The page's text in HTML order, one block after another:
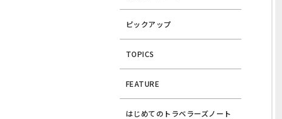
ピックアップ
TOPICS
FEATURE
はじめてのトラベラーズノート